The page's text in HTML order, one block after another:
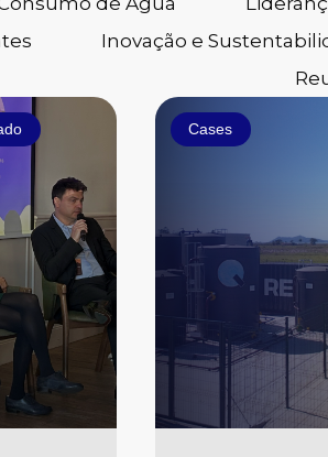
Inovação e
Cases